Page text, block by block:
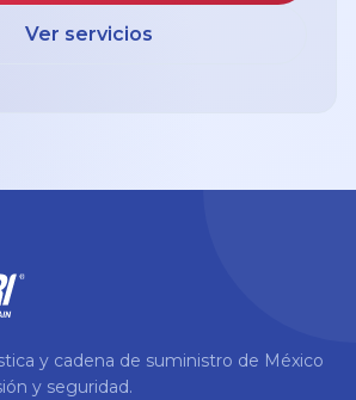
Ver servicios
y cadena de suministro de México
y seguridad.